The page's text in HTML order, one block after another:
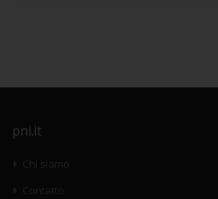
pni.it
Chi siamo
Contatto